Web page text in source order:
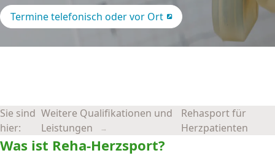
Termine telefonisch oder vor Ort
Sie sind
hier:
Weitere Qualifikationen und
Leistungen
Rehasport für
Herzpatienten
Was ist Reha-Herz­sport?